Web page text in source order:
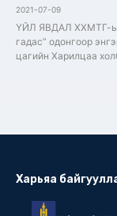
2021-07-09
ҮЙЛ ЯВДАЛ ХХМТГ-ын
гадас” одонгоор
цагийн Харилцаа
Харьяа